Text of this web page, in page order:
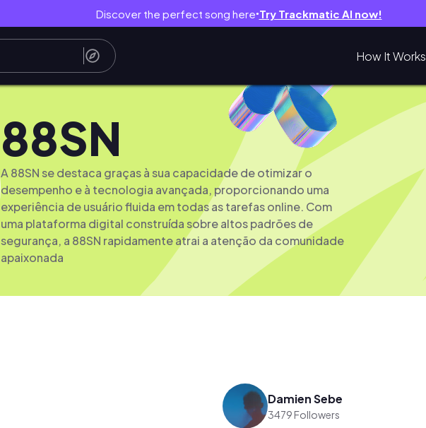
Discover the perfect song here● Try Trackmatic AI now!
How It Works
88SN
A 88SN se destaca graças à sua capacidade de otimizar o
desempenho e à tecnologia avançada, proporcionando uma
experiência de usuário fluida em todas as tarefas online. Com
uma plataforma digital construída sobre altos padrões de
segurança, a 88SN rapidamente atrai a atenção da comunidade
apaixonada
Damien Sebe
3479 Followers